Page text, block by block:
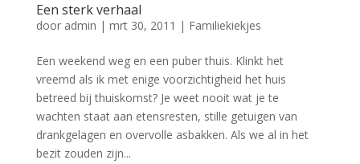
Een sterk verhaal
door admin | mrt 30, 2011 | Familiekiekjes
Een weekend weg en een puber thuis. Klinkt het
vreemd als ik met enige voorzichtigheid het huis
betreed bij thuiskomst? Je weet nooit wat je te
wachten staat aan etensresten, stille getuigen van
drankgelagen en overvolle asbakken. Als we al in het
bezit zouden zijn...